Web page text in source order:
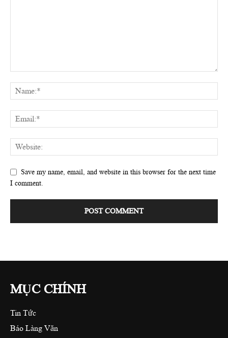
Save my name, email, and website in this browser for the next time
I comment.
MỤC CHÍNH
Tin Tức
Báo Làng Văn